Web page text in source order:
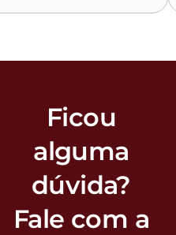
Ficou
alguma
dúvida?
Fale com a